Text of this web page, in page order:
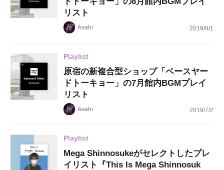
リスト
Asahi 2019/8/1
Playlist
原宿の新複合型ショップ「ベースヤー
ドトーキョー」の7月館内BGMプレイ
リスト
Asahi 2019/7/2
Playlist
Mega Shinnosukeがセレクトしたプレ
イリスト『This Is Mega Shinnosuk